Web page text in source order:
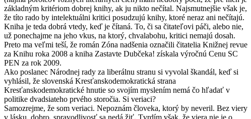
základným kritériom dobrej knihy, ak ju nikto nečítal. Najsmutnejšie však je,
že títo rado by intelektuálni kritici posudzujú knihy, ktoré neraz ani nečítajú.
Kniha je teda dobrá vtedy, keď je čítaná. To, či sa čitateľovi páči, alebo nie,
už ponechajme na jeho vkus, na ktorý, chvalabohu, kritici nemajú dosah.
Preto ma veľmi teší, že román Zóna nadšenia označili čitatelia Knižnej revue
za Knihu roka 2008 a kniha Zastavte Dubčeka! získala výročnú Cenu SC
PEN za rok 2009.
Ako poslanec Národnej rady za liberálnu stranu si vyvolal škandál, keď si
vyhlásil, že slovenská Kresťanskodemokratická strana
Kresťanskodemokratické hnutie so svojím myslením nemá čo hľadať v
politike dvadsiateho prvého storočia. Si veriaci?
Samozrejme, že som veriaci. Nepoznám človeka, ktorý by neveril. Bez viery